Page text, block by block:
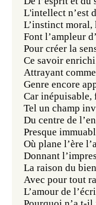
L'intellect n’est
L’instinct moral,
Font l’ampleur
Pour créer la
Ce savoir
Attrayant
Genre encore
Car inépuisable,
Tel un champ
Du centre de
Presque
Où plane l’ère
Donnant
La raison du
Avec pour tout
L’amour de